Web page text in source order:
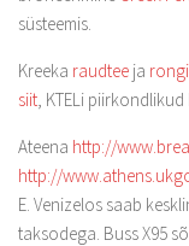
süsteemis.
Kreeka raudtee ja
siit, KTELi
Ateena http://
http://
E. Venizelos saab
taksodega. Buss X95